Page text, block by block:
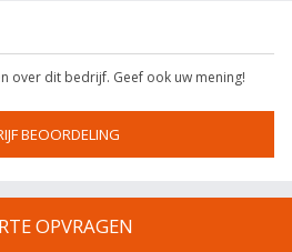
over dit bedrijf. Geef ook uw mening!
BEOORDELING
OPVRAGEN